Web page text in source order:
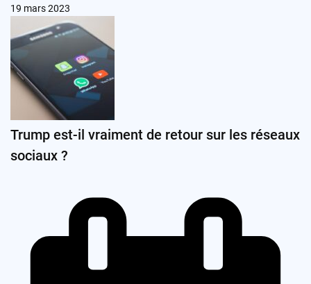
19 mars 2023
Trump est-il vraiment de retour sur les réseaux
sociaux ?